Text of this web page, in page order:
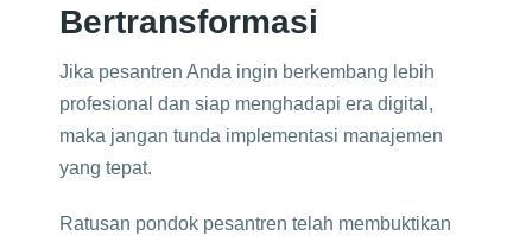
Bertransformasi
Jika pesantren Anda ingin berkembang lebih
profesional dan siap menghadapi era digital,
maka jangan tunda implementasi manajemen
yang tepat.
Ratusan pondok pesantren telah membuktikan